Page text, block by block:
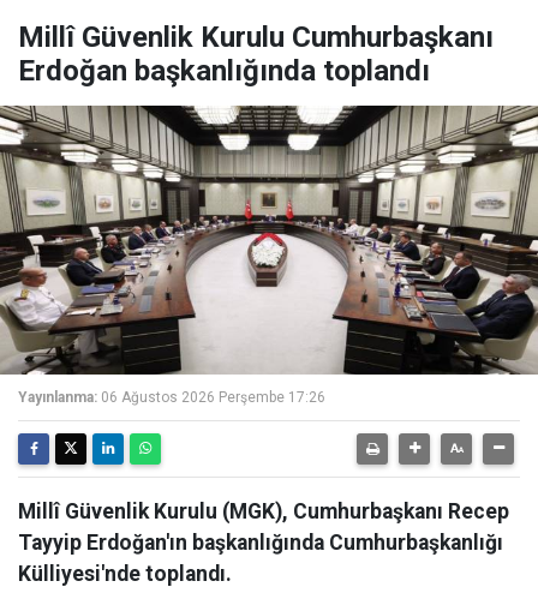
Millî Güvenlik Kurulu Cumhurbaşkanı
Erdoğan başkanlığında toplandı
Yayınlanma: 06 Ağustos 2026 Perşembe 17:26
Millî Güvenlik Kurulu (MGK), Cumhurbaşkanı Recep
Tayyip Erdoğan'ın başkanlığında Cumhurbaşkanlığı
Külliyesi'nde toplandı.